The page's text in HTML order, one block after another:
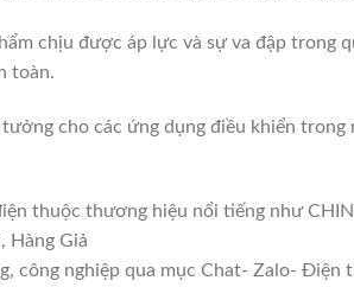
chịu được áp lực và sự va đập
toàn.
cho các ứng dụng điều khiển
thuộc thương hiệu nổi tiếng như
Hàng Giả
công nghiệp qua mục Chat- Zalo- Điện